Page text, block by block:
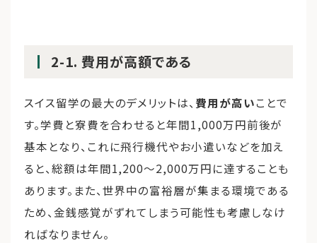
2-1. 費用が高額である
スイス留学の最大のデメリットは、 費用が高いことで
す。学費と寮費を合わせると年間1,000万円前後が
基本となり、これに飛行機代やお小遣いなどを加え
ると、総額は年間1,200〜2,000万円に達することも
あります。また、世界中の富裕層が集まる環境である
ため、金銭感覚がずれてしまう可能性も考慮しなけ
ればなりません。